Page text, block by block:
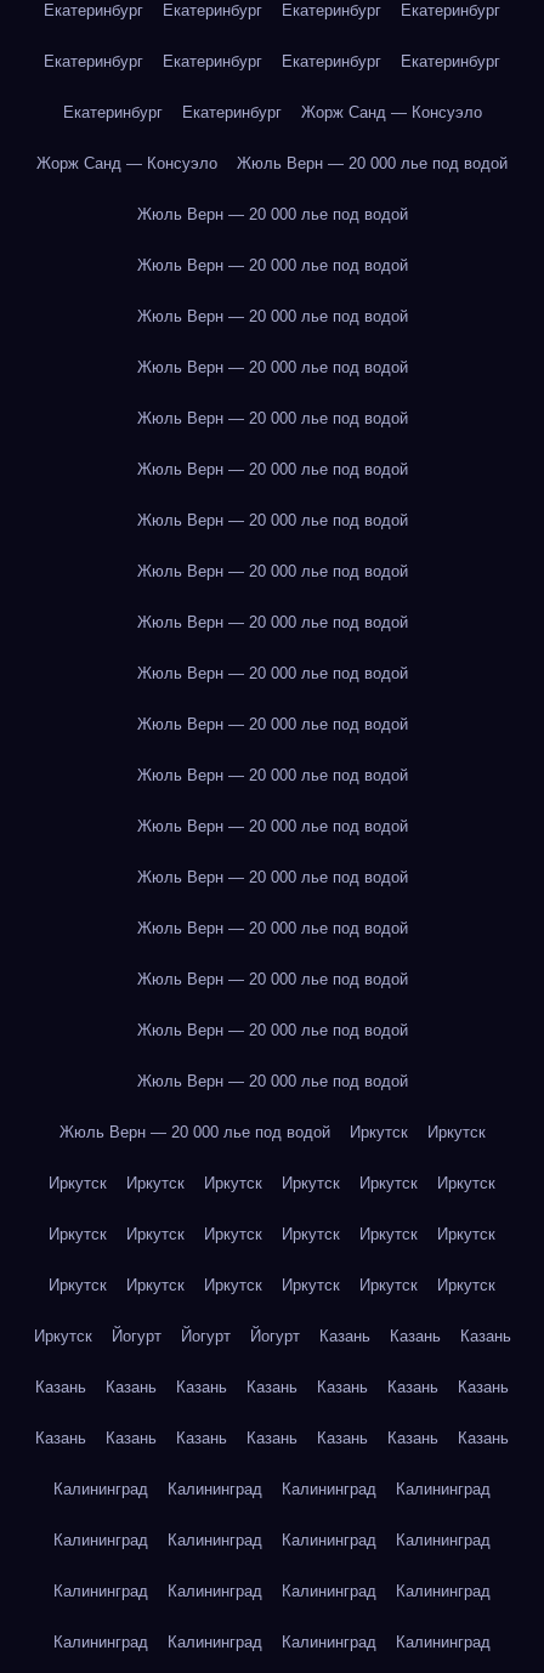
Екатеринбург Екатеринбург Екатеринбург Екатеринбург
Екатеринбург Екатеринбург Екатеринбург Екатеринбург
Екатеринбург Екатеринбург Жорж Санд — Консуэло
Жорж Санд — Консуэло Жюль Верн — 20 000 лье под водой
Жюль Верн — 20 000 лье под водой
Жюль Верн — 20 000 лье под водой
Жюль Верн — 20 000 лье под водой
Жюль Верн — 20 000 лье под водой
Жюль Верн — 20 000 лье под водой
Жюль Верн — 20 000 лье под водой
Жюль Верн — 20 000 лье под водой
Жюль Верн — 20 000 лье под водой
Жюль Верн — 20 000 лье под водой
Жюль Верн — 20 000 лье под водой
Жюль Верн — 20 000 лье под водой
Жюль Верн — 20 000 лье под водой
Жюль Верн — 20 000 лье под водой
Жюль Верн — 20 000 лье под водой
Жюль Верн — 20 000 лье под водой
Жюль Верн — 20 000 лье под водой
Жюль Верн — 20 000 лье под водой
Жюль Верн — 20 000 лье под водой
Жюль Верн — 20 000 лье под водой Иркутск Иркутск
Иркутск Иркутск Иркутск Иркутск Иркутск Иркутск
Иркутск Иркутск Иркутск Иркутск Иркутск Иркутск
Иркутск Иркутск Иркутск Иркутск Иркутск Иркутск
Иркутск Йогурт Йогурт Йогурт Казань Казань Казань
Казань Казань Казань Казань Казань Казань Казань
Казань Казань Казань Казань Казань Казань Казань
Калининград Калининград Калининград Калининград
Калининград Калининград Калининград Калининград
Калининград Калининград Калининград Калининград
Калининград Калининград Калининград Калининград